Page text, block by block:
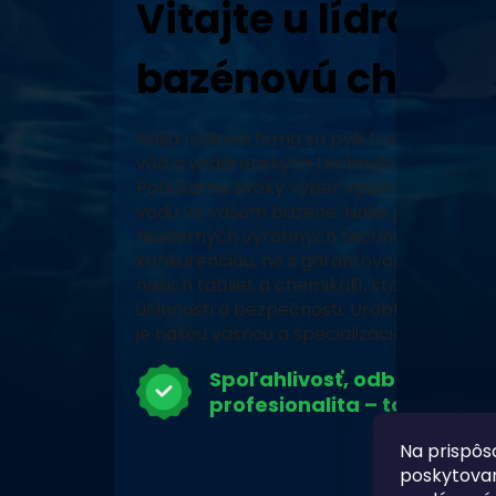
Na
Vitajte u lídra v
bazénovú chémiu!
Naša rodinná firma sa pýši tradíciou,
vôd a vodárenských technológií a
Ponúkame široký výber vysoko
vodu vo vašom bazéne. Naše produkty,
moderných výrobných technológiách,
konkurenciou, no s garantovaným
našich tabliet a chemikálií, ktoré prešli
účinnosti a bezpečnosti. Urobte z vášho
je našou vášňou a špecializáciou.
Spoľahlivosť, odbornosť a
profesionalita – to je